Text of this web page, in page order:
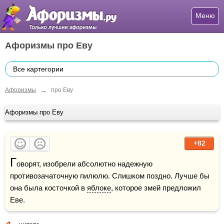
Меню
Афоризмы про Еву
Все картегории
Афоризмы → про Еву
Афоризмы про Еву
+82
Говорят, изобрели абсолютно надежную
противозачаточную пилюлю. Слишком поздно. Лучше бы
она была косточкой в яблоке, которое змей предложил
Еве.